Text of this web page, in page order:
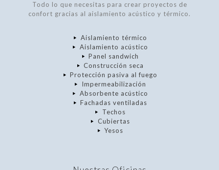
Todo lo que necesitas para crear proyectos de
confort gracias al aislamiento acústico y térmico.
Aislamiento térmico
Aislamiento acústico
Panel sandwich
Construcción seca
Protección pasiva al fuego
Impermeabilización
Absorbente acústico
Fachadas ventiladas
Techos
Cubiertas
Yesos